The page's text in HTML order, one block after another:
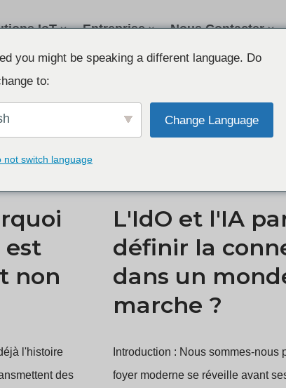
IoT Entreprise Nous Contacter
est
non
l'histoire
des
L'IdO et l'IA
définir la
dans un
marche ?
Introduction : Nous sommes-
foyer moderne se réveille avant
you might be speaking a different language. Do
to:
Change Language
not switch language